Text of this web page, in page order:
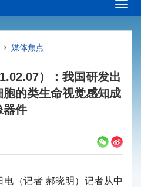
媒体焦点
）：我国研发出
的类生命视觉感知成
器件
电（记者 郝晓明） 记者从中